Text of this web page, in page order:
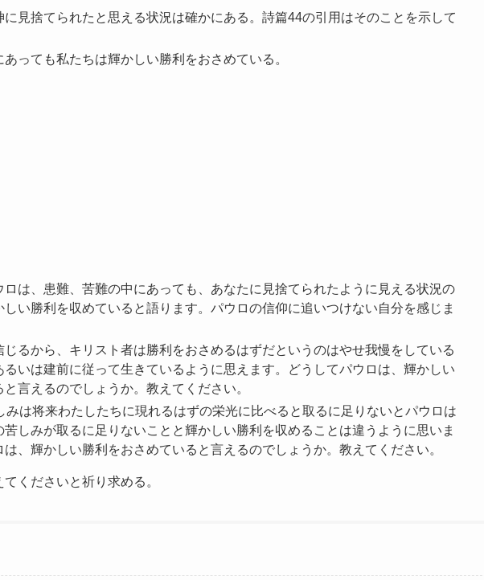
に見捨てられたと思える状況は確かにある。詩篇44の引用はそのことを示して
あっても私たちは輝かしい勝利をおさめている。
ロは、患難、苦難の中にあっても、あなたに見捨てられたように見える状況の
しい勝利を収めていると語ります。パウロの信仰に追いつけない自分を感じま
じるから、キリスト者は勝利をおさめるはずだというのはやせ我慢をしている
るいは建前に従って生きているように思えます。どうしてパウロは、輝かしい
言えるのでしょうか。教えてください。
みは将来わたしたちに現れるはずの栄光に比べると取るに足りないとパウロは
しみが取るに足りないことと輝かしい勝利を収めることは違うように思いま
、輝かしい勝利をおさめていると言えるのでしょうか。教えてください。
くださいと祈り求める。